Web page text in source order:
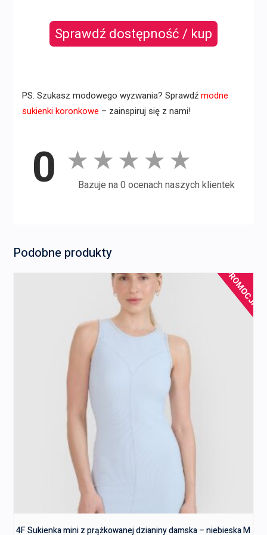
Sprawdź dostępność / kup
PS. Szukasz modowego wyzwania? Sprawdź modne
sukienki koronkowe – zainspiruj się z nami!
0 ★ ★ ★ ★ ★
Bazuje na 0 ocenach naszych klientek
Podobne produkty
PROMOCJA!
4F Sukienka mini z prążkowanej dzianiny damska – niebieska M